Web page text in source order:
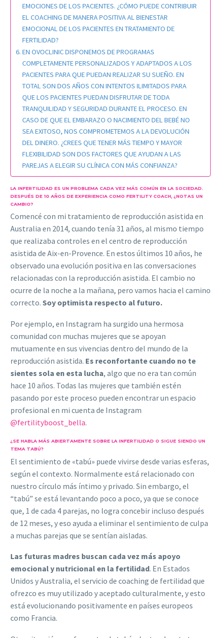
EMOCIONES DE LOS PACIENTES. ¿CÓMO PUEDE CONTRIBUIR
EL COACHING DE MANERA POSITIVA AL BIENESTAR
EMOCIONAL DE LOS PACIENTES EN TRATAMIENTO DE
FERTILIDAD?
EN OVOCLINIC DISPONEMOS DE PROGRAMAS
COMPLETAMENTE PERSONALIZADOS Y ADAPTADOS A LOS
PACIENTES PARA QUE PUEDAN REALIZAR SU SUEÑO. EN
TOTAL SON DOS AÑOS CON INTENTOS ILIMITADOS PARA
QUE LOS PACIENTES PUEDAN DISFRUTAR DE TODA
TRANQUILIDAD Y SEGURIDAD DURANTE EL PROCESO. EN
CASO DE QUE EL EMBARAZO O NACIMIENTO DEL BEBÉ NO
SEA EXITOSO, NOS COMPROMETEMOS A LA DEVOLUCIÓN
DEL DINERO. ¿CREES QUE TENER MÁS TIEMPO Y MAYOR
FLEXIBILIDAD SON DOS FACTORES QUE AYUDAN A LAS
PAREJAS A ELEGIR SU CLÍNICA CON MÁS CONFIANZA?
LA INFERTILIDAD ES UN PROBLEMA CADA VEZ MÁS COMÚN EN LA SOCIEDAD.
DESPUÉS DE 10 AÑOS DE EXPERIENCIA COMO FERTILITY COACH, ¿NOTAS UN
CAMBIO?
Comencé con mi tratamiento de reproducción asistida en
Australia en 2014, cuando tenía 31 años, al mismo tiempo
que realizaba controles en el centro de reproducción
asistida de Aix-en-Provence. En estos últimos 10 años, he
observado una evolución positiva en las conversaciones
relacionadas con la reproducción asistida. El cambio no
ocurre de la noche a la mañana, pero vamos hacia el camino
correcto. Soy optimista respecto al futuro.
Por ejemplo, en Instagram ha surgido una hermosa
comunidad con muchas mujeres que se apoyan
mutuamente en sus vivencias dentro del mundo de la
reproducción asistida. Es reconfortante cuando no te
sientes sola en esta lucha, algo que no era tan común
hace 10 años. Todas las mujeres que también estén
pasando por este proceso pueden encontrar un espacio
profesional en mi cuenta de Instagram
@fertilityboost_bella.
¿SE HABLA MÁS ABIERTAMENTE SOBRE LA INFERTILIDAD O SIGUE SIENDO UN
TEMA TABÚ?
El sentimiento de «tabú» puede vivirse desde varias esferas,
según el contexto. Normalmente está relacionado con
nuestro círculo más íntimo y privado. Sin embargo, el
“tabú” se está levantando poco a poco, ya que se conoce
que, 1 de cada 4 parejas, no logra concebir incluso después
de 12 meses, y eso ayuda a eliminar el sentimiento de culpa
a muchas parejas que se sentían aisladas.
Las futuras madres buscan cada vez más apoyo
emocional y nutricional en la fertilidad. En Estados
Unidos y Australia, el servicio de coaching de fertilidad que
ofrezco es muy utilizado y aceptado culturalmente, y esto
está evolucionando positivamente en países europeos
como Francia.